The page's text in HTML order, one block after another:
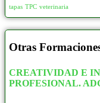
tapas TPC veterinaria
Otras
CREATIVIDAD E
PROFESIONAL.